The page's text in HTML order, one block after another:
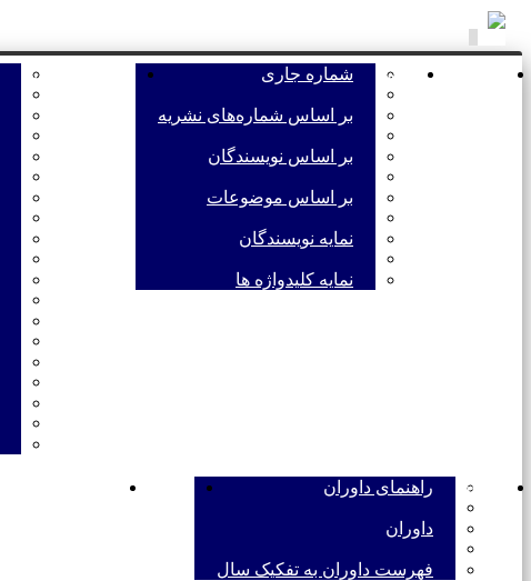
navigation
صفحه اصلی مرور شماره جاری
بر اساس شماره‌های نشریه
بر اساس نویسندگان
بر اساس موضوعات
نمایه نویسندگان
نمایه کلیدواژه ها
اطلاعات نشریه
داوران راهنمای داوران
داوران
فهرست داوران به تفکیک سال
تماس با ما